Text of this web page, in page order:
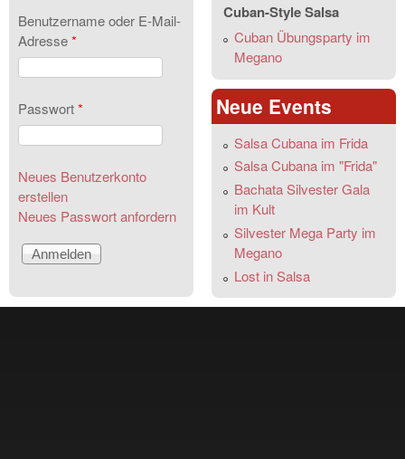
Benutzername oder E-Mail-
Adresse*
Passwort*
Neues Benutzerkonto
erstellen
Neues Passwort anfordern
Cuban-Style Salsa
Cuban Übungsparty im
Megano
Neue Events
Salsa Cubana im Frida
Salsa Cubana im "Frida"
Bachata Silvester Gala
im Kult
Silvester Mega Party im
Megano
Lost in Salsa